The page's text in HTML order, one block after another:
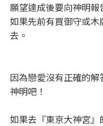
願望達成後要向神明報
如果先前有買御守或
去。
因為戀愛沒有正確的
神明吧！
如果去『東京大神宮